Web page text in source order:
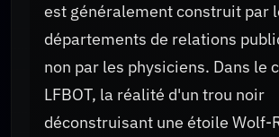
est généralement construit par
départements de relations
non par les physiciens. Dans le
LFBOT, la réalité d'un trou noir
déconstruisant une étoile Wolf-